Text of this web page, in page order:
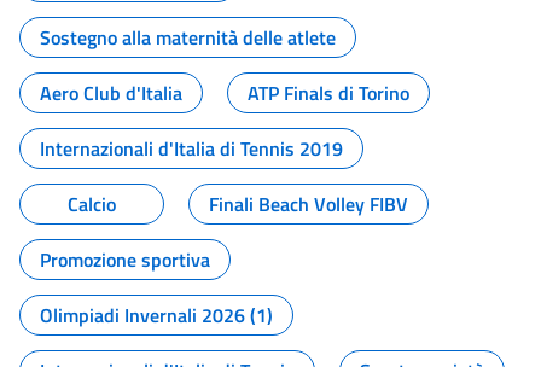
Sostegno alla maternità delle atlete
Aero Club d'Italia
ATP Finals di Torino
Internazionali d'Italia di Tennis 2019
Calcio
Finali Beach Volley FIBV
Promozione sportiva
Olimpiadi Invernali 2026 (1)